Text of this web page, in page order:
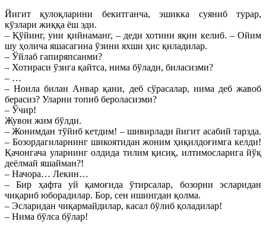
Йигит қулоқларини бекитганча, эшикка суяниб турар,
кўзлари жиққа ёш эди.
– Қўйинг, уни қийнаманг, – деди хотини яқин келиб. – Ойим
шу ҳолича яшасагина ўзини яхши ҳис қиладилар.
– Ўйлаб гапиряпсанми?
– Хотираси ўзига қайтса, нима бўлади, биласизми?
– …
– Ноила билан Анвар қани, деб сўрасалар, нима деб жавоб
берасиз? Уларни топиб бероласизми?
– Ўчир!
Жувон жим бўлди.
– Жонимдан тўйиб кетдим! – шивирлади йигит асабий тарзда.
– Бозордагиларнинг шикоятидан жоним ҳиқилдоғимга келди!
Қачонгача уларнинг олдида тилим қисиқ, илтимосларига йўқ
деёлмай яшайман?!
– Начора… Лекин…
– Бир ҳафта уй қамоғида ўтирсалар, бозорни эсларидан
чиқариб юборадилар. Бор, сен ишингдан қолма.
– Эсларидан чиқармайдилар, касал бўлиб қоладилар!
– Нима бўлса бўлар!